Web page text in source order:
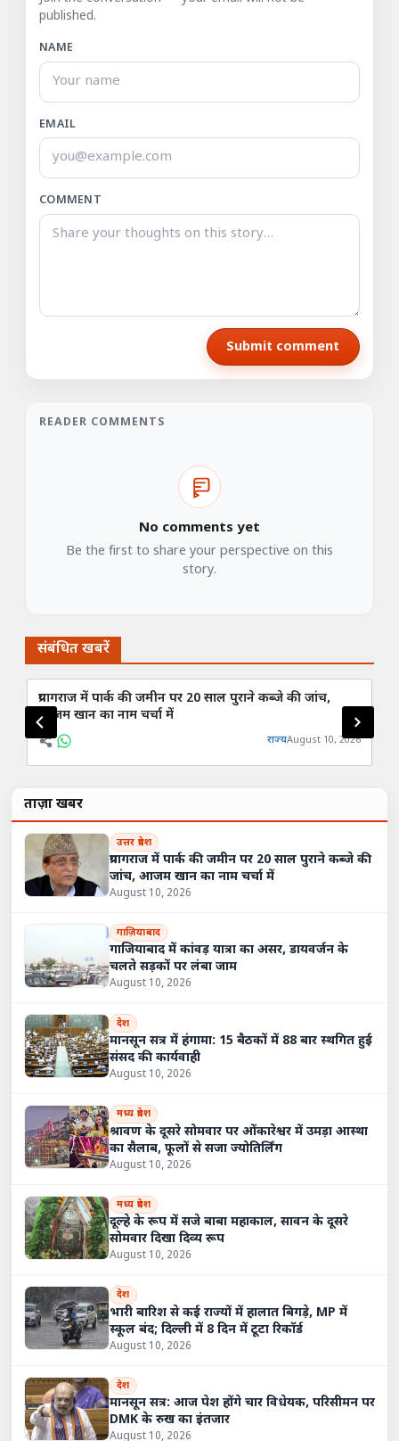
published.
NAME
EMAIL
COMMENT
Submit comment
READER COMMENTS
No comments yet
Be the first to share your perspective on this
story.
संबंधित खबरें
प्रयागराज में पार्क की जमीन पर 20 साल पुराने कब्जे की जांच,
आजम खान का नाम चर्चा में
राज्यAugust 10, 2026
ताज़ा खबरें
उत्तर प्रदेश
प्रयागराज में पार्क की जमीन पर 20 साल पुराने कब्जे की
जांच, आजम खान का नाम चर्चा में
August 10, 2026
गाज़ियाबाद
गाजियाबाद में कांवड़ यात्रा का असर, डायवर्जन के
चलते सड़कों पर लंबा जाम
August 10, 2026
देश
मानसून सत्र में हंगामा: 15 बैठकों में 88 बार स्थगित हुई
संसद की कार्यवाही
August 10, 2026
मध्य प्रदेश
श्रावण के दूसरे सोमवार पर ओंकारेश्वर में उमड़ा आस्था
का सैलाब, फूलों से सजा ज्योतिर्लिंग
August 10, 2026
मध्य प्रदेश
दूल्हे के रूप में सजे बाबा महाकाल, सावन के दूसरे
सोमवार दिखा दिव्य रूप
August 10, 2026
देश
भारी बारिश से कई राज्यों में हालात बिगड़े, MP में
स्कूल बंद; दिल्ली में 8 दिन में टूटा रिकॉर्ड
August 10, 2026
देश
मानसून सत्र: आज पेश होंगे चार विधेयक, परिसीमन पर
DMK के रुख का इंतजार
August 10, 2026